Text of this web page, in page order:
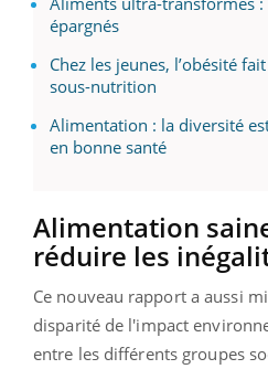
épargnés
Chez les jeunes, l’obésité
sous-nutrition
Alimentation : la diversité
en bonne santé
Alimentation
réduire les
Ce nouveau rapport a aussi
disparité de l'impact
entre les différents groupes